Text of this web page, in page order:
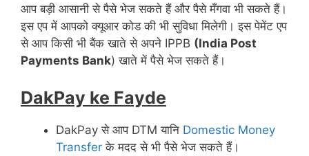
आप बड़ी आसानी से पैसे भेज सकते हैं और पैसे मँगवा भी सकते हैं।
इस एप में आपको क्यूआर कोड की भी सुविधा मिलेगी। इस पेमेंट एप
से आप किसी भी बैंक खाते से अपने IPPB (India Post
Payments Bank) खाते में पैसे भेज सकते हैं।
DakPay ke Fayde
DakPay से आप DTM यानि Domestic Money
Transfer के मदद से भी पैसे भेज सकते हैं।